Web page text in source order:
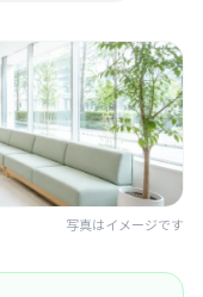
写真はイメージです